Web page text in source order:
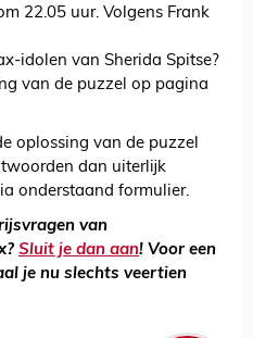
22.05 uur. Volgens Frank
idolen van Sherida Spitse?
van de puzzel op pagina
oplossing van de puzzel
dan uiterlijk
onderstaand formulier.
van
Sluit je dan aan! Voor een
je nu slechts veertien